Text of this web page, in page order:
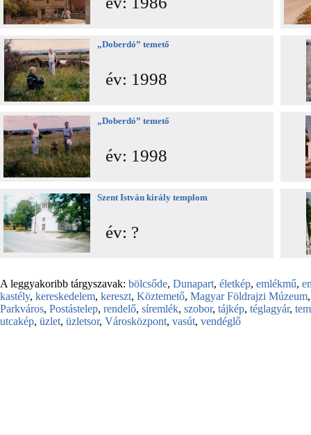
„Doberdó” temető
év: 1998
„Doberdó” temető
év: 1998
Szent István király templom
év: ?
A leggyakoribb tárgyszavak: bölcsőde, Dunapart, életkép, emlékmű,
kastély, kereskedelem, kereszt, Köztemető, Magyar Földrajzi Múzeum
Parkváros, Postástelep, rendelő, síremlék, szobor, tájkép, téglagyár,
utcakép, üzlet, üzletsor, Városközpont, vasút, vendéglő